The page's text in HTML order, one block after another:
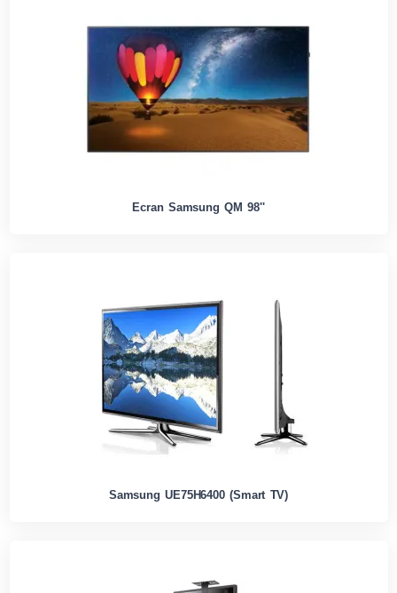
Ecran Samsung QM 98''
Samsung UE75H6400 (Smart TV)